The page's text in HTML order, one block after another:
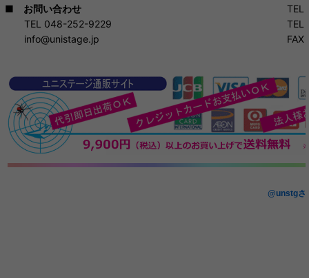
■ お問い合わせ
TEL 048-252-9229
info@unistage.jp
TEL
TEL
FAX
@unstgさ